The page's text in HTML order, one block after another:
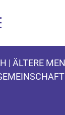
| ÄLTERE